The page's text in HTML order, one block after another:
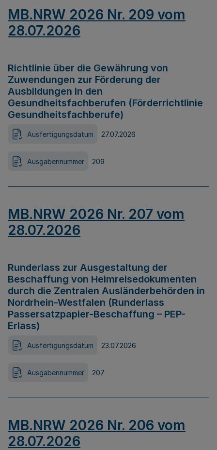
MB.NRW 2026 Nr. 209 vom
28.07.2026
Richtlinie über die Gewährung von
Zuwendungen zur Förderung der
Ausbildungen in den
Gesundheitsfachberufen (Förderrichtlinie
Gesundheitsfachberufe)
Ausfertigungsdatum 27.07.2026
Ausgabennummer 209
MB.NRW 2026 Nr. 207 vom
28.07.2026
Runderlass zur Ausgestaltung der
Beschaffung von Heimreisedokumenten
durch die Zentralen Ausländerbehörden in
Nordrhein-Westfalen (Runderlass
Passersatzpapier-Beschaffung – PEP-
Erlass)
Ausfertigungsdatum 23.07.2026
Ausgabennummer 207
MB.NRW 2026 Nr. 206 vom
28.07.2026